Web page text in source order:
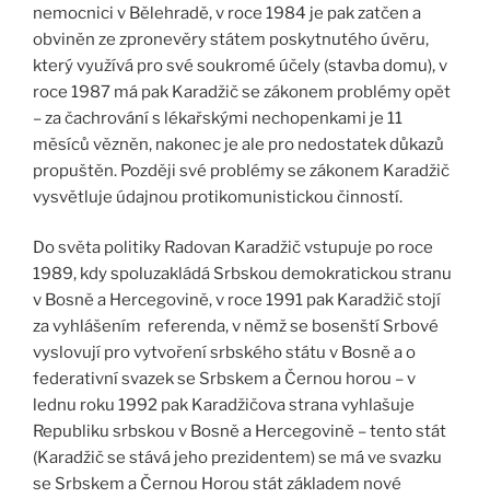
nemocnici v Bělehradě, v roce 1984 je pak zatčen a
obviněn ze zpronevěry státem poskytnutého úvěru,
který využívá pro své soukromé účely (stavba domu), v
roce 1987 má pak Karadžič se zákonem problémy opět
– za čachrování s lékařskými nechopenkami je 11
měsíců vězněn, nakonec je ale pro nedostatek důkazů
propuštěn. Později své problémy se zákonem Karadžič
vysvětluje údajnou protikomunistickou činností.
Do světa politiky Radovan Karadžič vstupuje po roce
1989, kdy spoluzakládá Srbskou demokratickou stranu
v Bosně a Hercegovině, v roce 1991 pak Karadžič stojí
za vyhlášením referenda, v němž se bosenští Srbové
vyslovují pro vytvoření srbského státu v Bosně a o
federativní svazek se Srbskem a Černou horou – v
lednu roku 1992 pak Karadžičova strana vyhlašuje
Republiku srbskou v Bosně a Hercegovině – tento stát
(Karadžič se stává jeho prezidentem) se má ve svazku
se Srbskem a Černou Horou stát základem nové